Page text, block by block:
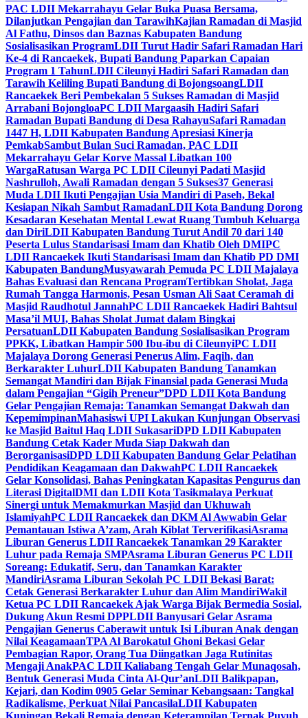
PAC LDII Mekarrahayu Gelar Buka Puasa Bersama,
Dilanjutkan Pengajian dan TarawihKajian Ramadan di Masjid
Al Fathu, Dinsos dan Baznas Kabupaten Bandung
Sosialisasikan ProgramLDII Turut Hadir Safari Ramadan Hari
Ke-4 di Rancaekek, Bupati Bandung Paparkan Capaian
Program 1 TahunLDII Cileunyi Hadiri Safari Ramadan dan
Tarawih Keliling Bupati Bandung di BojongsoangLDII
Rancaekek Beri Pembekalan 5 Sukses Ramadan di Masjid
Arrabani BojongloaPC LDII Margaasih Hadiri Safari
Ramadan Bupati Bandung di Desa RahayuSafari Ramadan
1447 H, LDII Kabupaten Bandung Apresiasi Kinerja
PemkabSambut Bulan Suci Ramadan, PAC LDII
Mekarrahayu Gelar Korve Massal Libatkan 100
WargaRatusan Warga PC LDII Cileunyi Padati Masjid
Nashrulloh, Awali Ramadan dengan 5 Sukses37 Generasi
Muda LDII Ikuti Pengajian Usia Mandiri di Paseh, Bekal
Kesiapan Nikah Sambut RamadanLDII Kota Bandung Dorong
Kesadaran Kesehatan Mental Lewat Ruang Tumbuh Keluarga
dan DiriLDII Kabupaten Bandung Turut Andil 70 dari 140
Peserta Lulus Standarisasi Imam dan Khatib Oleh DMIPC
LDII Rancaekek Ikuti Standarisasi Imam dan Khatib PD DMI
Kabupaten BandungMusyawarah Pemuda PC LDII Majalaya
Bahas Evaluasi dan Rencana ProgramTertibkan Sholat, Jaga
Rumah Tangga Harmonis, Pesan Usman Ali Saat Ceramah di
Masjid Raudhotul JannahPC LDII Rancaekek Hadiri Bahtsul
Masa’il MUI, Bahas Sholat Jumat dalam Bingkai
PersatuanLDII Kabupaten Bandung Sosialisasikan Program
PPKK, Libatkan Hampir 500 Ibu-ibu di CileunyiPC LDII
Majalaya Dorong Generasi Penerus Alim, Faqih, dan
Berkarakter LuhurLDII Kabupaten Bandung Tanamkan
Semangat Mandiri dan Bijak Finansial pada Generasi Muda
dalam Pengajian “Gigih Preneur”DPD LDII Kota Bandung
Gelar Pengajian Remaja: Tanamkan Semangat Dakwah dan
KepemimpinanMahasiswi UPI Lakukan Kunjungan Observasi
ke Masjid Baitul Haq LDII SukasariDPD LDII Kabupaten
Bandung Cetak Kader Muda Siap Dakwah dan
BerorganisasiDPD LDII Kabupaten Bandung Gelar Pelatihan
Pendidikan Keagamaan dan DakwahPC LDII Rancaekek
Gelar Konsolidasi, Bahas Peningkatan Kapasitas Pengurus dan
Literasi DigitalDMI dan LDII Kota Tasikmalaya Perkuat
Sinergi untuk Memakmurkan Masjid dan Ukhuwah
IslamiyahPC LDII Rancaekek dan DKM Al Awwabin Gelar
Pemantauan Istiwa A’zam, Arah Kiblat TerverifikasiAsrama
Liburan Generus LDII Rancaekek Tanamkan 29 Karakter
Luhur pada Remaja SMPAsrama Liburan Generus PC LDII
Soreang: Edukatif, Seru, dan Tanamkan Karakter
MandiriAsrama Liburan Sekolah PC LDII Bekasi Barat:
Cetak Generasi Berkarakter Luhur dan Alim MandiriWakil
Ketua PC LDII Rancaekek Ajak Warga Bijak Bermedia Sosial,
Dukung Akun Resmi DPPLDII Banyusari Gelar Asrama
Pengajian Generus Caberawit untuk Isi Liburan Anak dengan
Nilai KeagamaanTPA Al Barokatul Ghoni Bekasi Gelar
Pembagian Rapor, Orang Tua Diingatkan Jaga Rutinitas
Mengaji AnakPAC LDII Kaliabang Tengah Gelar Munaqosah,
Bentuk Generasi Muda Cinta Al-Qur’anLDII Balikpapan,
Kejari, dan Kodim 0905 Gelar Seminar Kebangsaan: Tangkal
Radikalisme, Perkuat Nilai PancasilaLDII Kabupaten